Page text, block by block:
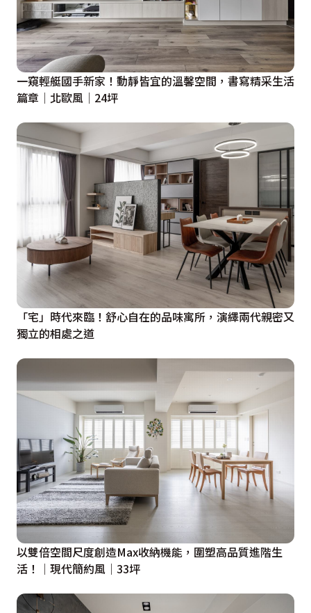
一窺輕艇國手新家！動靜皆宜的溫馨空間，書寫精采生活
篇章│北歐風│24坪
「宅」時代來臨！舒心自在的品味寓所，演繹兩代親密又
獨立的相處之道
以雙倍空間尺度創造Max收納機能，圍塑高品質進階生
活！│現代簡約風│33坪